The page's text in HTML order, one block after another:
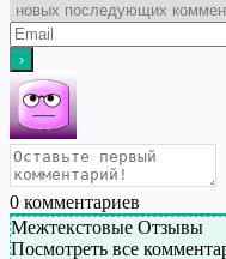
0 комментариев
Межтекстовые Отзывы
Посмотреть все